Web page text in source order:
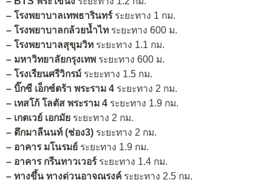
– โรงพยาบาลเทพธารินทร์ระยะทาง 1 กม.
– โรงพยาบาลกล้วยน้ำไท ระยะทาง 600 ม.
– โรงพยาบาลสุขุมวิท ระยะทาง 1.1 กม.
– มหาวิทยาลัยกรุงเทพ ระยะทาง 600 ม.
– โรงเรียนศรีวิกรม์ ระยะทาง 1.5 กม.
– บิ๊กซี เอ็กซ์ตร้า พระราม 4 ระยะทาง 2 กม.
– เทสโก้ โลตัส พระราม 4 ระยะทาง 1.9 กม.
– เกตเวย์ เอกมัย ระยะทาง 2 กม.
– ตึกมาลีนนท์ (ช่อง3) ระยะทาง 2 กม.
– อาคาร มโนรมย์ ระยะทาง 1.9 กม.
– อาคาร กรีนทาวเวอร์ระยะทาง 1.4 กม.
– ทางขึ้น ทางด่วนอาจณรงค์ ระยะทาง 2.5 กม.